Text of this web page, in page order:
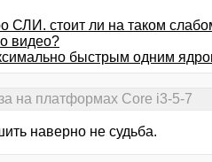
СЛИ. стоит ли на таком
видео?
быстрым одним
на платформах Core i3-5-7
наверно не судьба.